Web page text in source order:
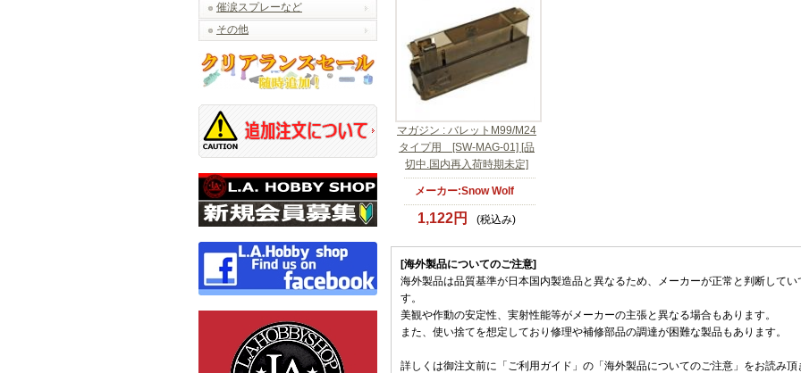
催涙スプレーなど
その他
マガジン : バレットM99/M24
タイプ用 [SW-MAG-01] [品
切中.国内再入荷時期未定]
メーカー:Snow Wolf
1,122円 (税込み)
[海外製品についてのご注意]
海外製品は品質基準が日本国内製造品と異なるため、メーカーが正常と判断して
す。
美観や作動の安定性、実射性能等がメーカーの主張と異なる場合もあります。
また、使い捨てを想定しており修理や補修部品の調達が困難な製品もあります。
詳しくは御注文前に「ご利用ガイド」の「海外製品についてのご注意」をお読み頂